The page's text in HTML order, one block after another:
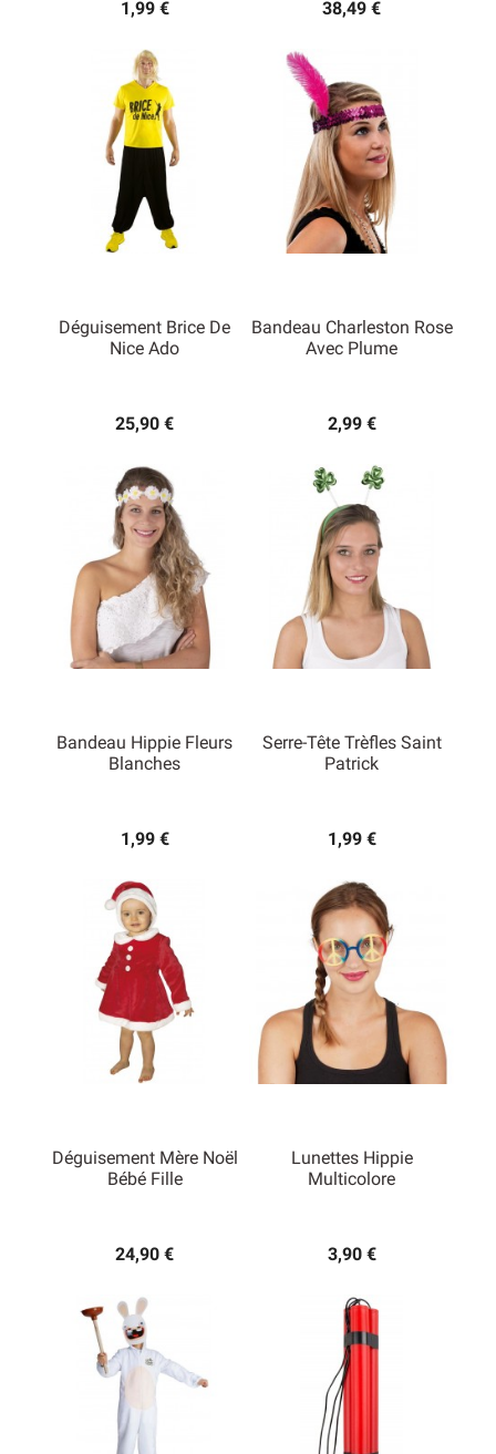
1,99 € 38,49 €
Déguisement Brice De
Nice Ado
25,90 €
Bandeau Charleston Rose
Avec Plume
2,99 €
Bandeau Hippie Fleurs
Blanches
1,99 €
Serre-Tête Trèfles Saint
Patrick
1,99 €
Déguisement Mère Noël
Bébé Fille
24,90 €
Lunettes Hippie
Multicolore
3,90 €